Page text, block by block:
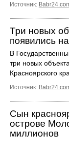
Источник:
Три новых
появились
В
три новых
Красноярского
Источник:
Сын
острове
миллионов